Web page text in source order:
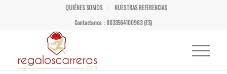
QUIÉNES SOMOS
NUESTRAS REFERENCIAS
Contactanos : 0033564100963 (ES)